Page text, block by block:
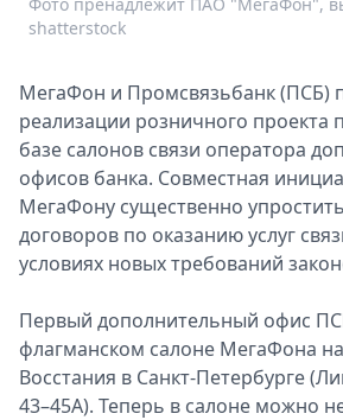
Спецпроекты
Выборы
2026
Скачай
Metro
shatterstock
МегаФон и Промсвязьбанк (ПСБ)
реализации розничного проекта
базе салонов связи оператора
офисов банка. Совместная
МегаФону существенно
договоров по оказанию услуг
условиях новых требований
Первый дополнительный офис
флагманском салоне МегаФона
Восстания в Санкт-Петербурге
43–45А). Теперь в салоне можно